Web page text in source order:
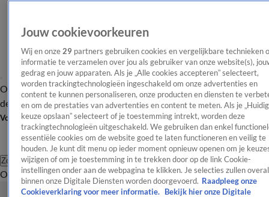
OverzichtAfleveringen Entertainment TV Algemeen
Tip
de redactieNieuwsbrief
Volg Shownieuws
Zoeken
OverzichtEntertainmentSpraakmakendRealityCrimeVideo's
Jouw cookievoorkeuren
Wij en onze 29 partners gebruiken cookies en vergelijkbare technieken
informatie te verzamelen over jou als gebruiker van onze website(s),
gedrag en jouw apparaten. Als je „Alle cookies accepteren” selecteert,
worden trackingtechnologieën ingeschakeld om onze advertenties en
content te kunnen personaliseren, onze producten en diensten te
en om de prestaties van advertenties en content te meten. Als je
keuze opslaan” selecteert of je toestemming intrekt, worden deze
trackingtechnologieën uitgeschakeld. We gebruiken dan enkel
essentiële cookies om de website goed te laten functioneren en veilig te
houden. Je kunt dit menu op ieder moment opnieuw openen om je
wijzigen of om je toestemming in te trekken door op de link Cookie-
instellingen onder aan de webpagina te klikken. Je selecties zullen overal
binnen onze Digitale Diensten worden doorgevoerd. Raadpleeg onze
Cookieverklaring voor meer informatie.
Bekijk hier onze Digitale